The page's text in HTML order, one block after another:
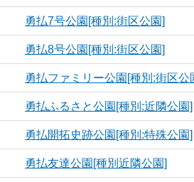
勇払7号公園[種別:街区公園]
勇払8号公園[種別:街区公園]
勇払ファミリー公園[種別:街区公
勇払ふるさと公園[種別:近隣公園]
勇払開拓史跡公園[種別:特殊公園]
勇払友達公園[種別近隣公園]